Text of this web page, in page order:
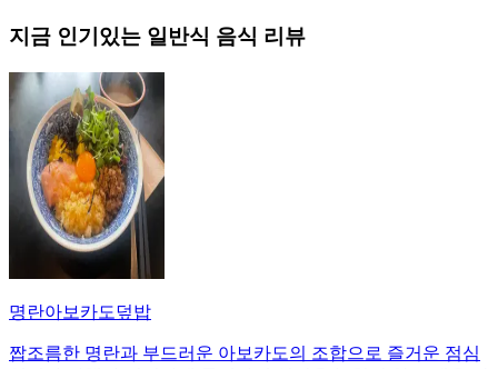
지금 인기있는 일반식 음식 리뷰
명란아보카도덮밥
짭조름한 명란과 부드러운 아보카도의 조합으로 즐거운 점심